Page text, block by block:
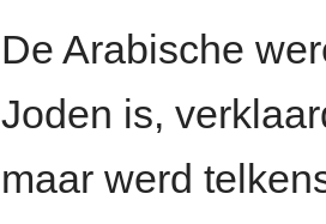
De Arabische
Joden is,
maar werd